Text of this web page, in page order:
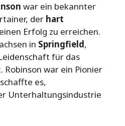
war ein bekannter
der hart
Erfolg zu erreichen.
in Springfield,
für das
war ein Pionier
es,
Unterhaltungsindustrie